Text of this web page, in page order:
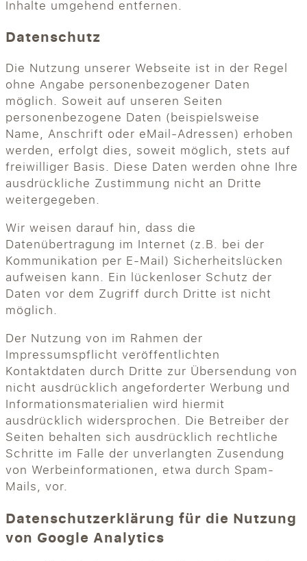
Inhalte umgehend entfernen.
Datenschutz
Die Nutzung unserer Webseite ist in der Regel
ohne Angabe personenbezogener Daten
möglich. Soweit auf unseren Seiten
personenbezogene Daten (beispielsweise
Name, Anschrift oder eMail-Adressen) erhoben
werden, erfolgt dies, soweit möglich, stets auf
freiwilliger Basis. Diese Daten werden ohne Ihre
ausdrückliche Zustimmung nicht an Dritte
weitergegeben.
Wir weisen darauf hin, dass die
Datenübertragung im Internet (z.B. bei der
Kommunikation per E-Mail) Sicherheitslücken
aufweisen kann. Ein lückenloser Schutz der
Daten vor dem Zugriff durch Dritte ist nicht
möglich.
Der Nutzung von im Rahmen der
Impressumspflicht veröffentlichten
Kontaktdaten durch Dritte zur Übersendung von
nicht ausdrücklich angeforderter Werbung und
Informationsmaterialien wird hiermit
ausdrücklich widersprochen. Die Betreiber der
Seiten behalten sich ausdrücklich rechtliche
Schritte im Falle der unverlangten Zusendung
von Werbeinformationen, etwa durch Spam-
Mails, vor.
Datenschutzerklärung für die Nutzung
von Google Analytics